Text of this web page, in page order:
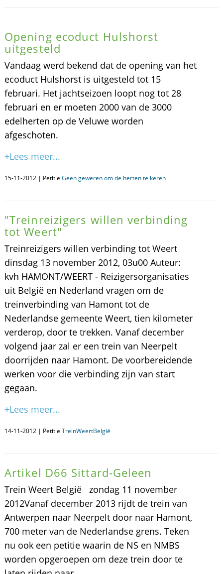
Opening ecoduct Hulshorst
uitgesteld
Vandaag werd bekend dat de opening van het
ecoduct Hulshorst is uitgesteld tot 15
februari. Het jachtseizoen loopt nog tot 28
februari en er moeten 2000 van de 3000
edelherten op de Veluwe worden
afgeschoten.
+Lees meer...
15-11-2012 | Petitie Geen geweren om de herten te keren
"Treinreizigers willen verbinding
tot Weert"
Treinreizigers willen verbinding tot Weert
dinsdag 13 november 2012, 03u00 Auteur:
kvh HAMONT/WEERT - Reizigersorganisaties
uit België en Nederland vragen om de
treinverbinding van Hamont tot de
Nederlandse gemeente Weert, tien kilometer
verderop, door te trekken. Vanaf december
volgend jaar zal er een trein van Neerpelt
doorrijden naar Hamont. De voorbereidende
werken voor die verbinding zijn van start
gegaan.
+Lees meer...
14-11-2012 | Petitie TreinWeertBelgië
Artikel D66 Sittard-Geleen
Trein Weert België zondag 11 november
2012Vanaf december 2013 rijdt de trein van
Antwerpen naar Neerpelt door naar Hamont,
700 meter van de Nederlandse grens. Teken
nu ook een petitie waarin de NS en NMBS
worden opgeroepen om deze trein door te